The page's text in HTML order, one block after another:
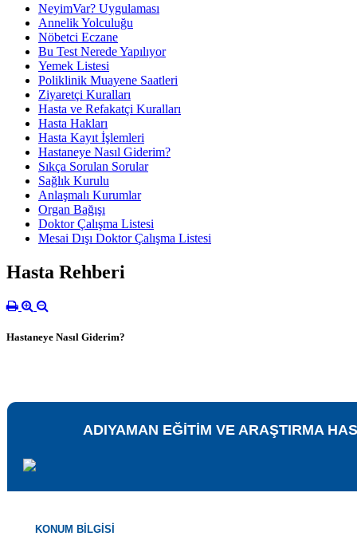
NeyimVar? Uygulaması
Annelik Yolculuğu
Nöbetci Eczane
Bu Test Nerede Yapılıyor
Yemek Listesi
Poliklinik Muayene Saatleri
Ziyaretçi Kuralları
Hasta ve Refakatçi Kuralları
Hasta Hakları
Hasta Kayıt İşlemleri
Hastaneye Nasıl Giderim?
Sıkça Sorulan Sorular
Sağlık Kurulu
Anlaşmalı Kurumlar
Organ Bağışı
Doktor Çalışma Listesi
Mesai Dışı Doktor Çalışma Listesi
Hasta Rehberi
Hastaneye Nasıl Giderim?
ADIYAMAN EĞİTİM VE ARAŞTIRMA
KONUM BILGISI